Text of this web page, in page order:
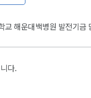
해운대백병원 발전기금
다.